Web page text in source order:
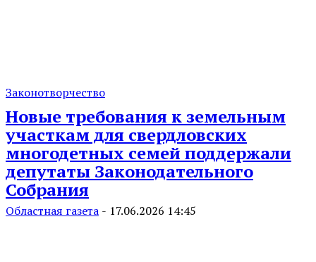
Законотворчество
Новые требования к земельным
участкам для свердловских
многодетных семей поддержали
депутаты Законодательного
Собрания
Областная газета - 17.06.2026 14:45